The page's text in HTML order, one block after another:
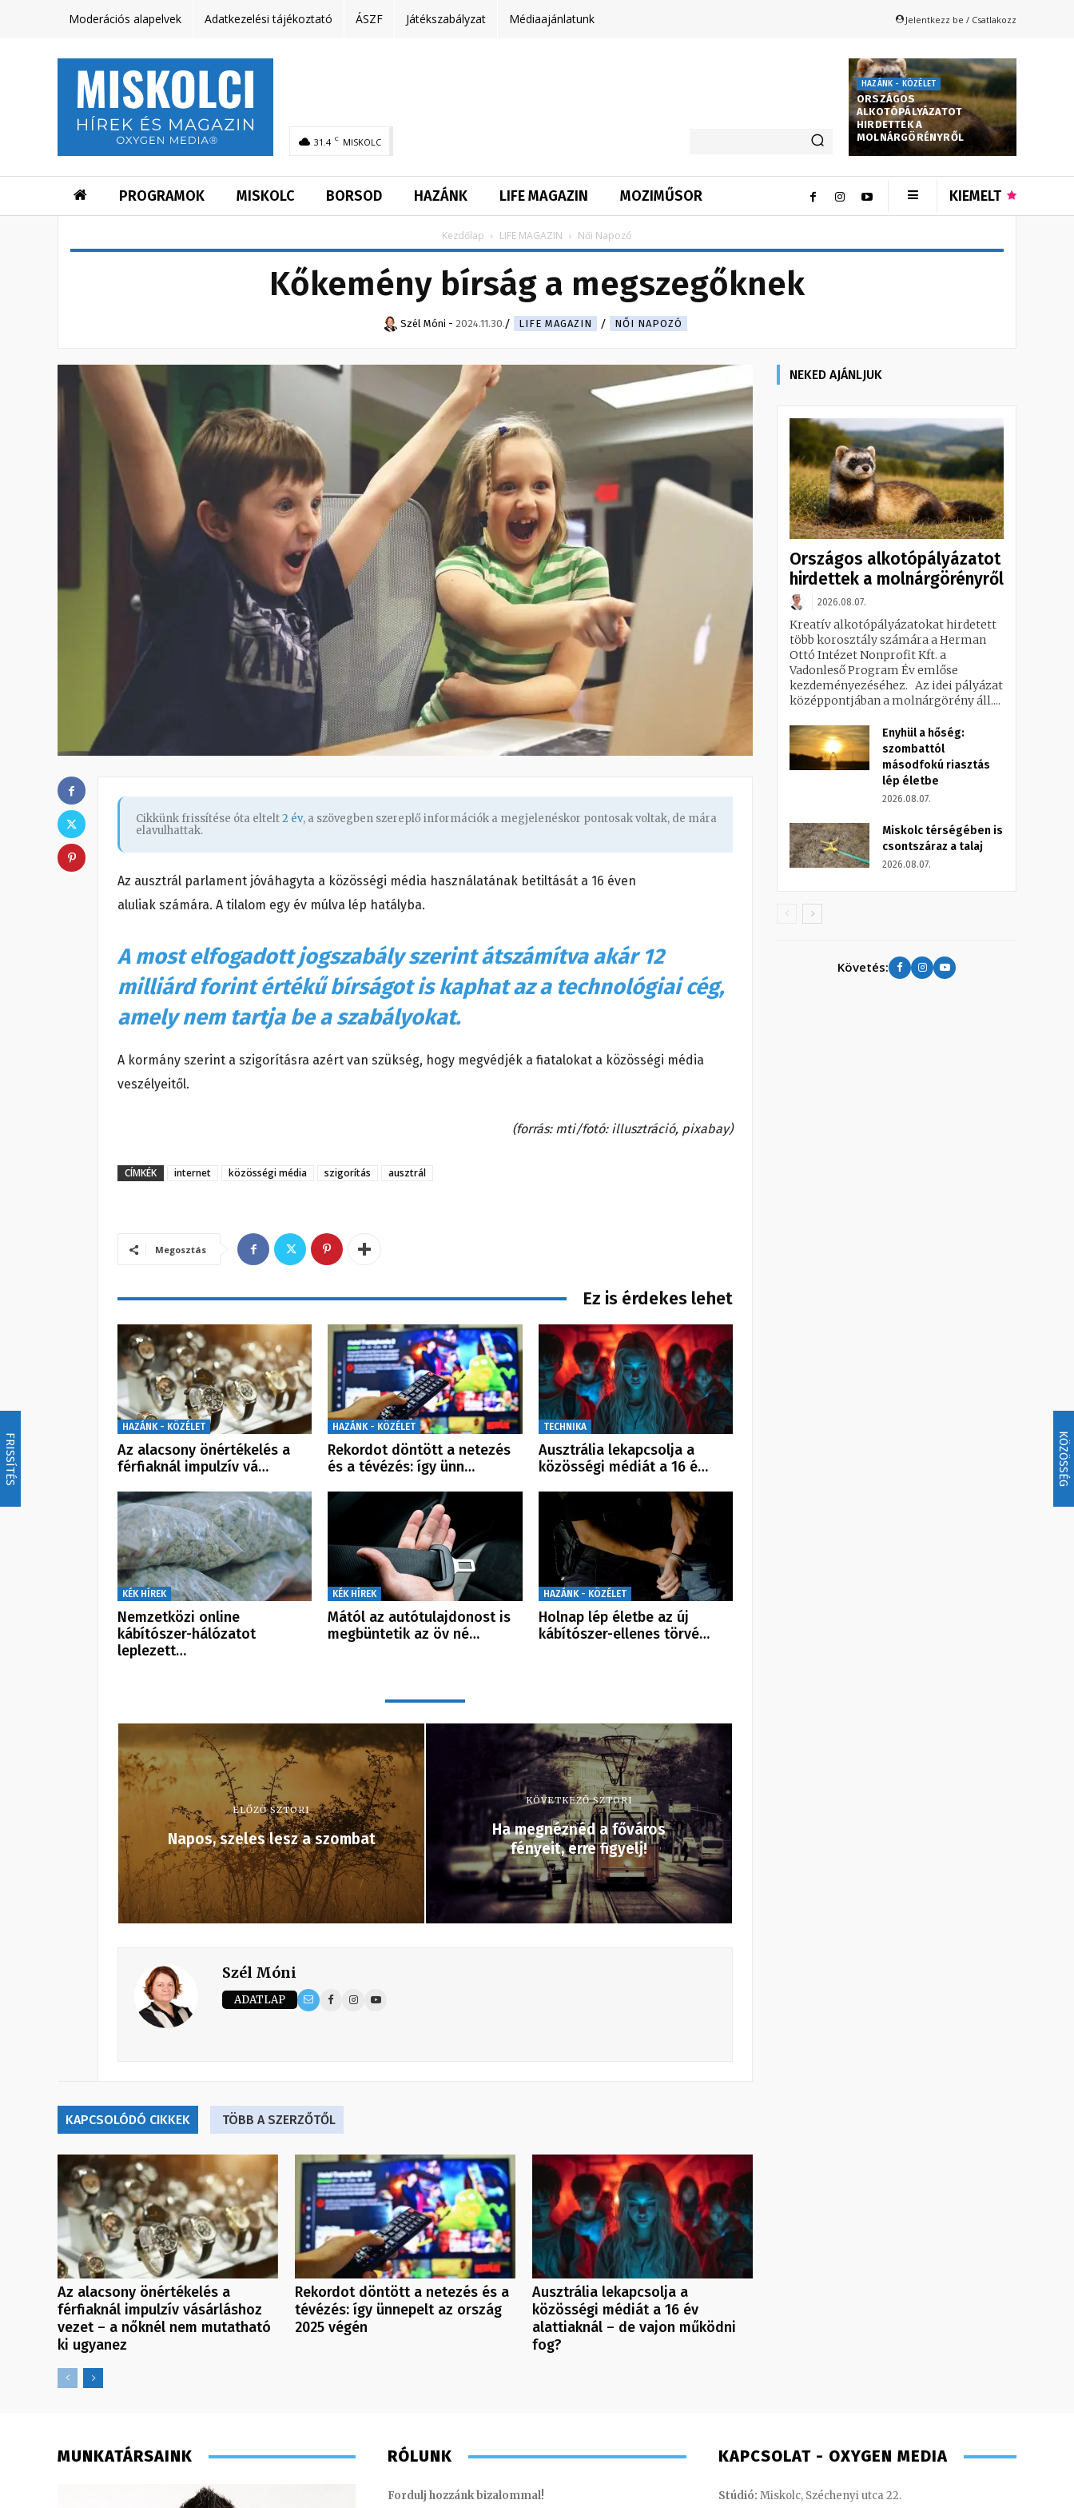
FRISSÍTÉS KÖZÖSSÉG
Moderációs alapelvek Adatkezelési tájékoztató ÁSZF Játékszabályzat Médiaajánlatunk Jelentkezz be / Csatlakozz
31.4 C MISKOLC
HAZÁNK - KÖZÉLET
ORSZÁGOS
ALKOTÓPÁLYÁZATOT
HIRDETTEK A
MOLNÁRGÖRÉNYRŐL
PROGRAMOK MISKOLC BORSOD HAZÁNK LIFE MAGAZIN MOZIMŰSOR KIEMELT
Kezdőlap LIFE MAGAZIN Női Napozó
Kőkemény bírság a megszegőknek
Szél Móni - 2024.11.30. LIFE MAGAZIN NŐI NAPOZÓ
Cikkünk frissítése óta eltelt2 év, a szövegben szereplő információk a megjelenéskor pontosak voltak, de mára
elavulhattak.
Az ausztrál parlament jóváhagyta a közösségi média használatának betiltását a 16 éven
aluliak számára. A tilalom egy év múlva lép hatályba.
A most elfogadott jogszabály szerint átszámítva akár 12
milliárd forint értékű bírságot is kaphat az a technológiai cég,
amely nem tartja be a szabályokat.
A kormány szerint a szigorításra azért van szükség, hogy megvédjék a fiatalokat a közösségi média
veszélyeitől.
(forrás: mti/fotó: illusztráció, pixabay)
CÍMKÉK internet közösségi média szigorítás ausztrál
Megosztás
Ez is érdekes lehet
HAZÁNK - KÖZÉLET
Az alacsony önértékelés a
férfiaknál impulzív vá…
HAZÁNK - KÖZÉLET
Rekordot döntött a netezés
és a tévézés: így ünn…
TECHNIKA
Ausztrália lekapcsolja a
közösségi médiát a 16 é…
KÉK HÍREK
Nemzetközi online
kábítószer-hálózatot
leplezett…
KÉK HÍREK
Mától az autótulajdonost is
megbüntetik az öv né…
HAZÁNK - KÖZÉLET
Holnap lép életbe az új
kábítószer-ellenes törvé…
ELŐZŐ SZTORI
Napos, szeles lesz a szombat
KÖVETKEZŐ SZTORI
Ha megnéznéd a főváros
fényeit, erre figyelj!
Szél Móni
ADATLAP
KAPCSOLÓDÓ CIKKEK TÖBB A SZERZŐTŐL
Az alacsony önértékelés a
férfiaknál impulzív vásárláshoz
vezet – a nőknél nem mutatható
ki ugyanez
Rekordot döntött a netezés és a
tévézés: így ünnepelt az ország
2025 végén
Ausztrália lekapcsolja a
közösségi médiát a 16 év
alattiaknál – de vajon működni
fog?
NEKED AJÁNLJUK
Országos alkotópályázatot
hirdettek a molnárgörényről
2026.08.07.
Kreatív alkotópályázatokat hirdetett
több korosztály számára a Herman
Ottó Intézet Nonprofit Kft. a
Vadonleső Program Év emlőse
kezdeményezéséhez. Az idei pályázat
középpontjában a molnárgörény áll....
Enyhül a hőség:
szombattól
másodfokú riasztás
lép életbe
2026.08.07.
Miskolc térségében is
csontszáraz a talaj
2026.08.07.
Követés:
MUNKATÁRSAINK RÓLUNK
Fordulj hozzánk bizalommal!
KAPCSOLAT - OXYGEN MEDIA
Stúdió: Miskolc, Széchenyi utca 22.